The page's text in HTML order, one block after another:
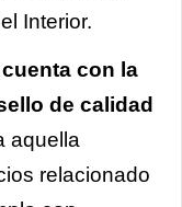
Interior.
cuenta con la
de calidad
aquella
relacionado